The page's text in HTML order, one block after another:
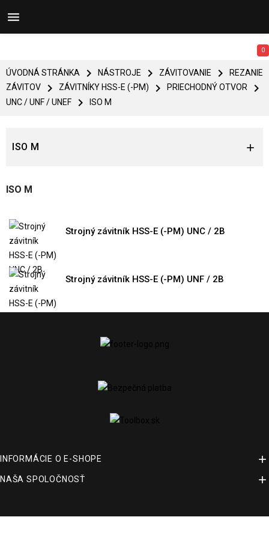

0
ÚVODNÁ STRÁNKA  NÁSTROJE  ZÁVITOVANIE 
REZANIE
ZÁVITOV
 ZÁVITNÍKY HSS-E (-PM)  PRIECHODNÝ OTVOR 
UNC / UNF / UNEF  ISO M
ISO M 
ISO M
Strojný závitník HSS-E (-PM) UNC / 2B
Strojný závitník HSS-E (-PM) UNF / 2B
INFORMÁCIE O E-SHOPE 
NAŠA SPOLOČNOSŤ 